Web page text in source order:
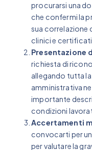
procurarsi una
che confermi la
sua correlazione
clinici e
Presentazione
richiesta di
allegando tutta
amministrativa
importante
condizioni
Accertamenti
convocarti per
per valutare la